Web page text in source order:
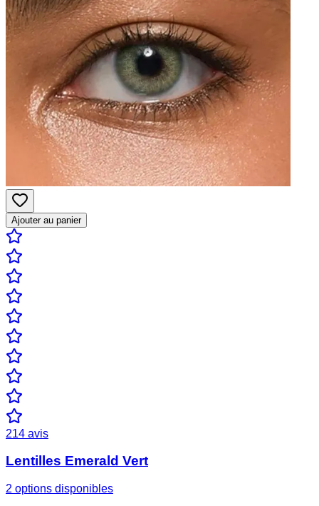
Ajouter au panier
214 avis
Lentilles Emerald Vert
2 options disponibles